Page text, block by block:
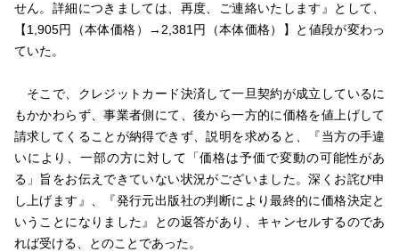
せん。詳細につきましては、再度、ご連絡いたします』として、
【1,905円（本体価格）→2,381円（本体価格）】と値段が変わっ
ていた。
そこで、クレジットカード決済して一旦契約が成立しているに
もかかわらず、事業者側にて、後から一方的に価格を値上げして
請求してくることが納得できず、説明を求めると、『当方の手違
いにより、一部の方に対して「価格は予価で変動の可能性があ
る」旨をお伝えできていない状況がございました。深くお詫び申
し上げます』、『発行元出版社の判断により最終的に価格決定と
いうことになりました』との返答があり、キャンセルするのであ
れば受ける、とのことであった。